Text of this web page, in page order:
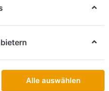
Faller
2025/
9,50 € *
Alle auswählen